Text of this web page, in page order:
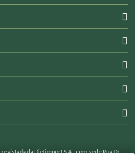
da Dietimport S.A., com sede Rua Dr.